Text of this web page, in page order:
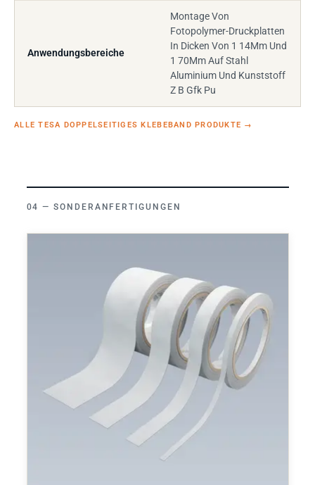
Anwendungsbereiche
Montage Von
Fotopolymer-Druckplatten
In Dicken Von 1 14Mm Und
1 70Mm Auf Stahl
Aluminium Und Kunststoff
Z B Gfk Pu
ALLE TESA DOPPELSEITIGES KLEBEBAND PRODUKTE →
SONDERANFERTIGUNGEN